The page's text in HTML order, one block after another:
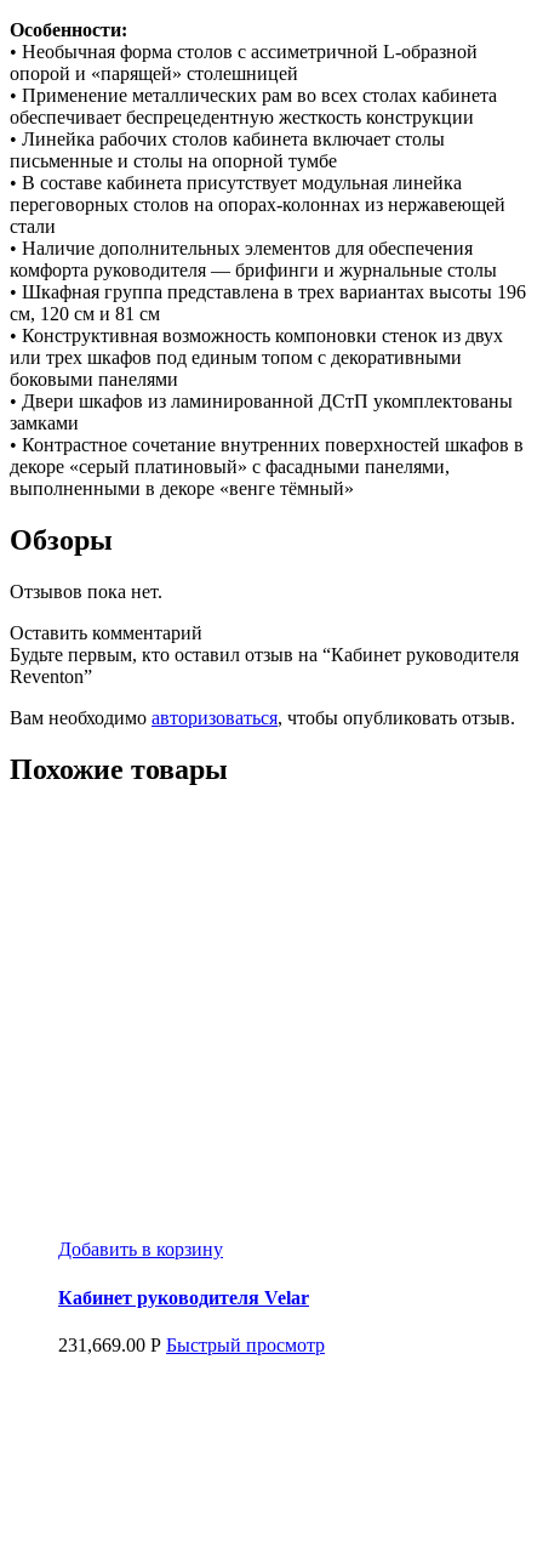
Особенности:
• Необычная форма столов с ассиметричной L-образной
опорой и «парящей» столешницей
• Применение металлических рам во всех столах кабинета
обеспечивает беспрецедентную жесткость конструкции
• Линейка рабочих столов кабинета включает столы
письменные и столы на опорной тумбе
• В составе кабинета присутствует модульная линейка
переговорных столов на опорах-колоннах из нержавеющей
стали
• Наличие дополнительных элементов для обеспечения
комфорта руководителя — брифинги и журнальные столы
• Шкафная группа представлена в трех вариантах высоты 196
см, 120 см и 81 см
• Конструктивная возможность компоновки стенок из двух
или трех шкафов под единым топом с декоративными
боковыми панелями
• Двери шкафов из ламинированной ДСтП укомплектованы
замками
• Контрастное сочетание внутренних поверхностей шкафов в
декоре «серый платиновый» с фасадными панелями,
выполненными в декоре «венге тёмный»
Обзоры
Отзывов пока нет.
Оставить комментарий
Будьте первым, кто оставил отзыв на “Кабинет руководителя
Reventon”
Вам необходимо авторизоваться, чтобы опубликовать отзыв.
Похожие товары
Добавить в корзину
Кабинет руководителя Velar
231,669.00 Р Быстрый просмотр